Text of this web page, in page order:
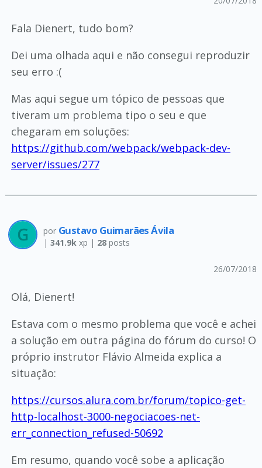
Fala Dienert, tudo bom?
Dei uma olhada aqui e não consegui reproduzir
seu erro :(
Mas aqui segue um tópico de pessoas que
tiveram um problema tipo o seu e que
chegaram em soluções:
https://github.com/webpack/webpack-dev-
server/issues/277
por Gustavo Guimarães Ávila
| 341.9kxp | 28posts
26/07/2018
Olá, Dienert!
Estava com o mesmo problema que você e achei
a solução em outra página do fórum do curso! O
próprio instrutor Flávio Almeida explica a
situação:
https://cursos.alura.com.br/forum/topico-get-
http-localhost-3000-negociacoes-net-
err_connection_refused-50692
Em resumo, quando você sobe a aplicação